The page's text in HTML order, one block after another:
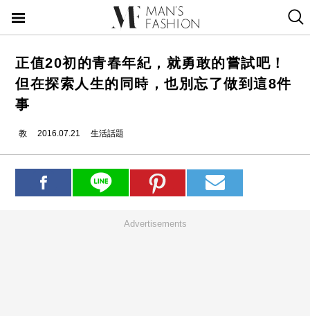
正值20初的青春年紀，就勇敢的嘗試吧！
但在探索人生的同時，也別忘了做到這8件
事
教 2016.07.21 生活話題
Advertisements